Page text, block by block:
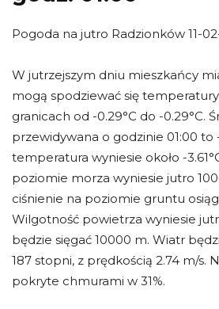
Pogoda na jutro Radzionków 11-
W jutrzejszym dniu mieszkańcy
mogą spodziewać się
granicach od -0.29°C do -0.29°C.
przewidywana o godzinie 01:00 to
temperatura wyniesie około -
poziomie morza wyniesie jutro
ciśnienie na poziomie gruntu
Wilgotność powietrza wyniesie
będzie sięgać 10000 m. Wiatr
187 stopni, z prędkością 2.74 m/s.
pokryte chmurami w 31%.